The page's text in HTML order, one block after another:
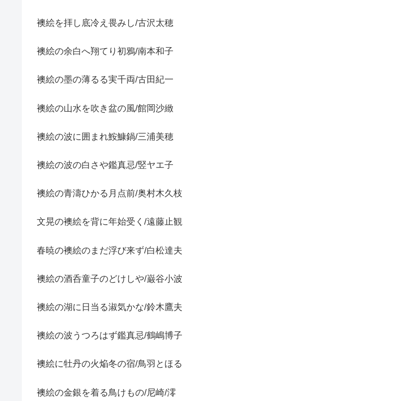
襖絵を拝し底冷え畏みし/古沢太穂
襖絵の余白へ翔てり初鴉/南本和子
襖絵の墨の薄るる実千両/古田紀一
襖絵の山水を吹き盆の風/館岡沙緻
襖絵の波に囲まれ鮟鱇鍋/三浦美穂
襖絵の波の白さや鑑真忌/竪ヤエ子
襖絵の青濤ひかる月点前/奥村木久枝
文晃の襖絵を背に年始受く/遠藤止観
春暁の襖絵のまだ浮び来ず/白松達夫
襖絵の酒呑童子のどけしや/巌谷小波
襖絵の湖に日当る淑気かな/鈴木鷹夫
襖絵の波うつろはず鑑真忌/鶴嶋博子
襖絵に牡丹の火焔冬の宿/鳥羽とほる
襖絵の金銀を着る鳥けもの/尼崎/澪